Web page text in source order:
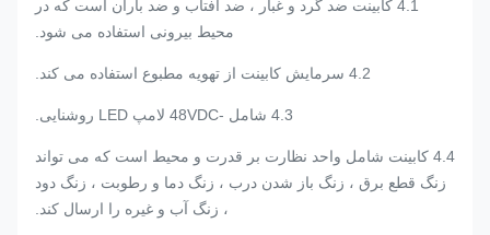
4.1 کابینت ضد گرد و غبار ، ضد آفتاب و ضد باران است که در
محیط بیرونی استفاده می شود.
4.2 سرمایش کابینت از تهویه مطبوع استفاده می کند.
4.3 شامل -48VDC لامپ LED روشنایی.
4.4 کابینت شامل واحد نظارت بر قدرت و محیط است که می تواند
زنگ قطع برق ، زنگ باز شدن درب ، زنگ دما و رطوبت ، زنگ دود
، زنگ آب و غیره را ارسال کند.